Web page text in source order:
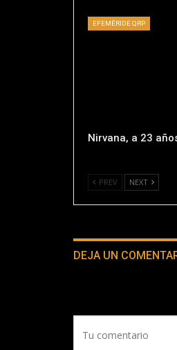
EFEMÉRIDE QRP
Nirvana, a 23
PREV NEXT
DEJA UN